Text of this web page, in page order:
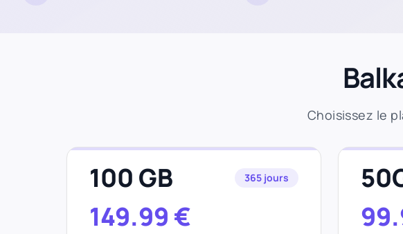
Choisissez le
100 GB 365 jours
149.99 €